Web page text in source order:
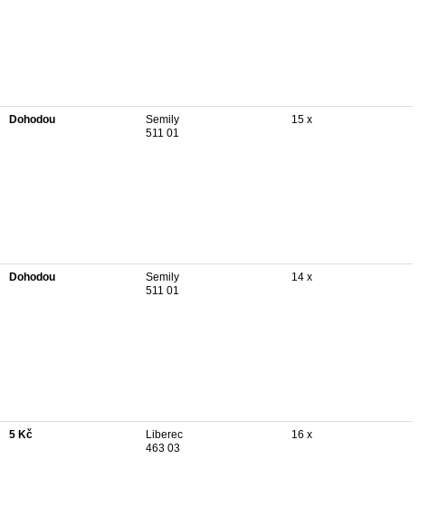
Dohodou
Semily
511 01
15 x
Dohodou
Semily
511 01
14 x
5 Kč
Liberec
463 03
16 x